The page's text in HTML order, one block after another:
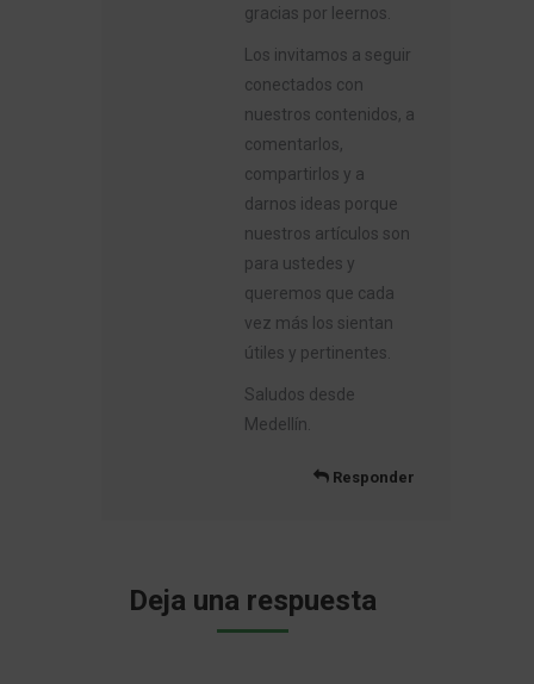
gracias por leernos.
Los invitamos a seguir
conectados con
nuestros contenidos, a
comentarlos,
compartirlos y a
darnos ideas porque
nuestros artículos son
para ustedes y
queremos que cada
vez más los sientan
útiles y pertinentes.
Saludos desde
Medellín.
Responder
Deja una respuesta